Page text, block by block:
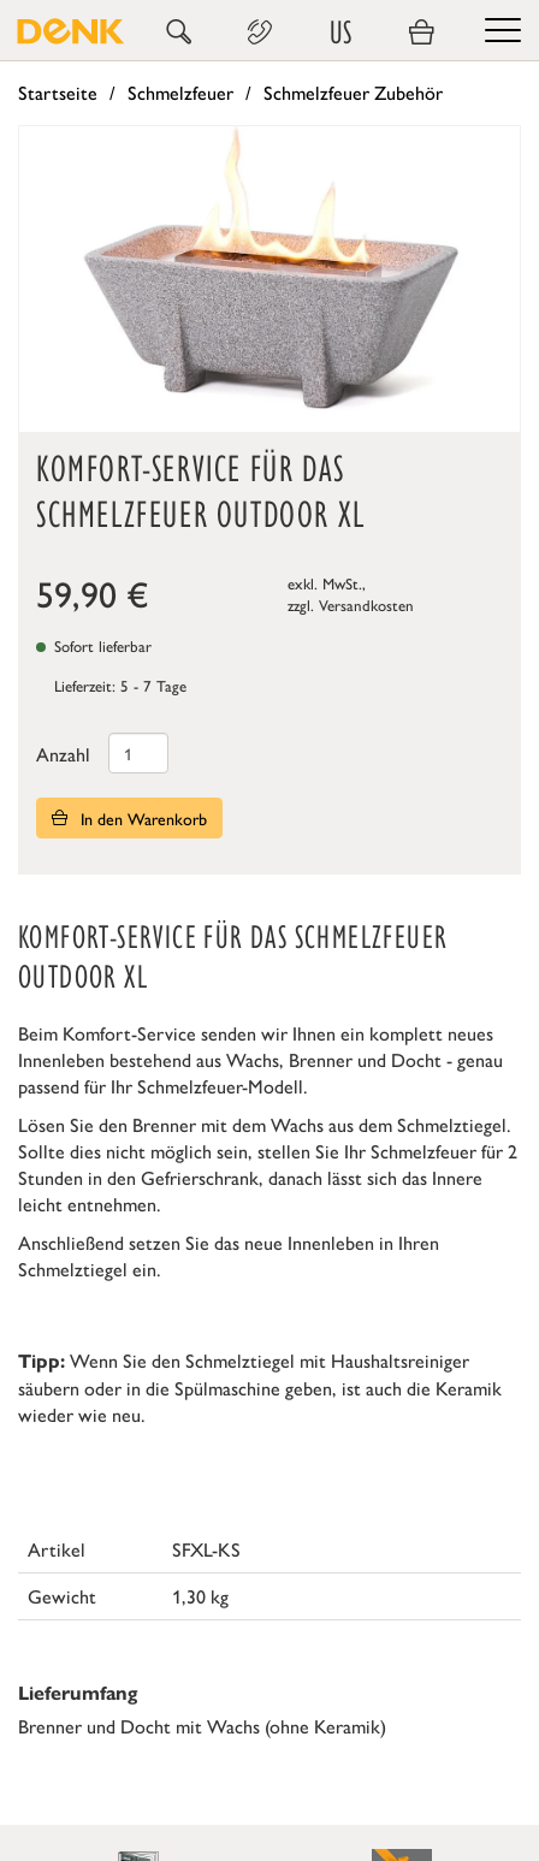
US
Startseite Schmelzfeuer Schmelzfeuer Zubehör
KOMFORT-SERVICE FÜR DAS
SCHMELZFEUER OUTDOOR XL
59,90 €
exkl. MwSt.,
zzgl. Versandkosten
Sofort lieferbar
Lieferzeit: 5 - 7 Tage
Anzahl
In den Warenkorb
KOMFORT-SERVICE FÜR DAS SCHMELZFEUER
OUTDOOR XL
Beim Komfort-Service senden wir Ihnen ein komplett neues
Innenleben bestehend aus Wachs, Brenner und Docht - genau
passend für Ihr Schmelzfeuer-Modell.
Lösen Sie den Brenner mit dem Wachs aus dem Schmelztiegel.
Sollte dies nicht möglich sein, stellen Sie Ihr Schmelzfeuer für 2
Stunden in den Gefrierschrank, danach lässt sich das Innere
leicht entnehmen.
Anschließend setzen Sie das neue Innenleben in Ihren
Schmelztiegel ein.
Tipp: Wenn Sie den Schmelztiegel mit Haushaltsreiniger
säubern oder in die Spülmaschine geben, ist auch die Keramik
wieder wie neu.
Artikel
SFXL-KS
Gewicht
1,30 kg
Lieferumfang
Brenner und Docht mit Wachs (ohne Keramik)